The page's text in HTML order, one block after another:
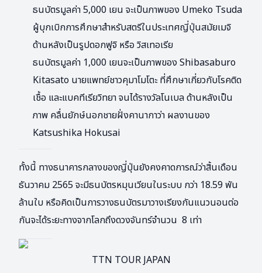
ธนบัตรมูลค่า 5,000 เยน จะเป็นภาพของ Umeko Tsuda
ผู้บุกเบิกการศึกษาสำหรับสตรีในประเทศญี่ปุ่นสมัยเมจิ
ด้านหลังเป็นรูปดอกฟูจิ หรือ วิสเทอเรีย
ธนบัตรมูลค่า 1,000 เยนจะเป็นภาพของ Shibasaburo
Kitasato นายแพทย์ชาวคุมาโมโตะ ที่ศึกษาเกี่ยวกับโรคติด
เชื้อ และแบคทีเรียวิทยา จนได้รางวัลโนเบล ด้านหลังเป็น
ภาพ คลื่นยักษ์นอกชายฝั่งคานากาว่า ผลงานของ
Katsushika Hokusai
ทั้งนี้ ทางธนาคารกลางของญี่ปุ่นยังคงคาดการณ์ว่าสิ้นเดือน
ธันวาคม 2565 จะมีธนบัตรหมุนเวียนในระบบ กว่า 18.59 พัน
ล้านใบ หรือคิดเป็นการวางธนบัตรมาวางเรียงกันแนวนอนต่อ
กันจะได้ระยะทางจากโลกถึงดวงจันทร์จำนวน 8 เท่า
TTN TOUR JAPAN